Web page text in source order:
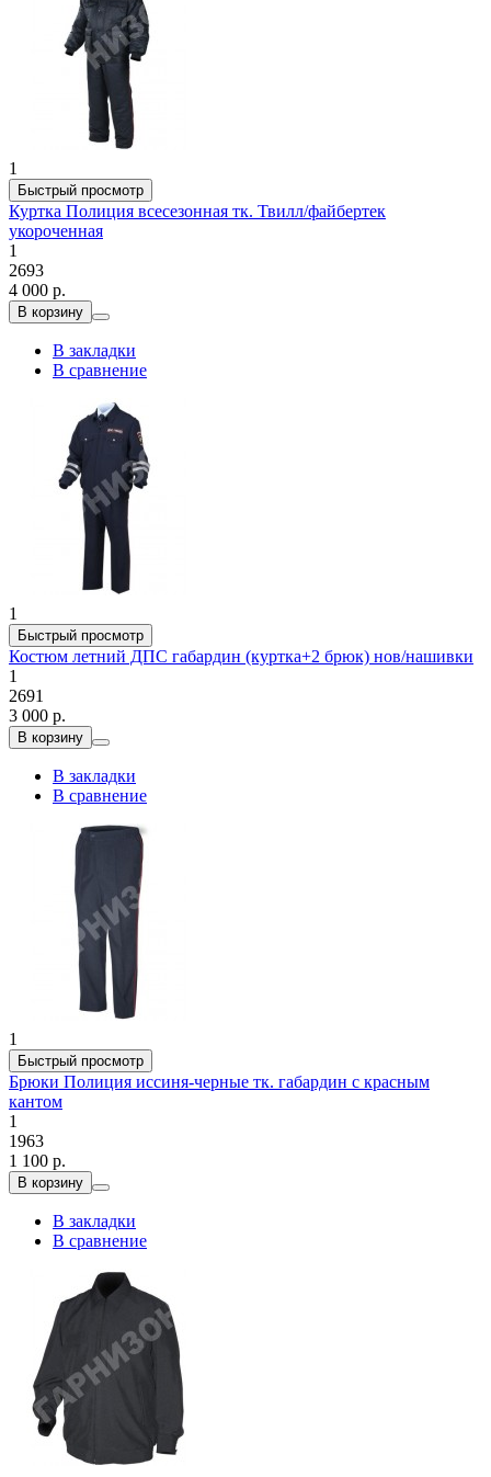
1
Быстрый просмотр
Куртка Полиция всесезонная тк. Твилл/файбертек
укороченная
1
2693
4 000 р.
В корзину
В закладки
В сравнение
1
Быстрый просмотр
Костюм летний ДПС габардин (куртка+2 брюк) нов/нашивки
1
2691
3 000 р.
В корзину
В закладки
В сравнение
1
Быстрый просмотр
Брюки Полиция иссиня-черные тк. габардин с красным
кантом
1
1963
1 100 р.
В корзину
В закладки
В сравнение